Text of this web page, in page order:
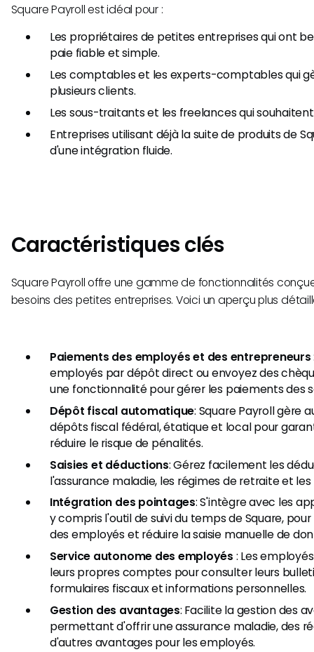
Square Payroll est idéal pour :
Les propriétaires de petites entreprises qui ont
paie fiable et simple.
Les comptables et les experts-comptables qui
plusieurs clients.
Les sous-traitants et les freelances qui
Entreprises utilisant déjà la suite de produits de
d'une intégration fluide.
Caractéristiques clés
Square Payroll offre une gamme de fonctionnalités
besoins des petites entreprises. Voici un aperçu plus
Paiements des employés et des entrepreneurs
employés par dépôt direct ou envoyez des
une fonctionnalité pour gérer les paiements des
Dépôt fiscal automatique: Square Payroll gère
dépôts fiscal fédéral, étatique et local pour
réduire le risque de pénalités.
Saisies et déductions: Gérez facilement les
l'assurance maladie, les régimes de retraite et les
Intégration des pointages: S'intègre avec les
y compris l'outil de suivi du temps de Square,
des employés et réduire la saisie manuelle de
Service autonome des employés : Les
leurs propres comptes pour consulter leurs
formulaires fiscaux et informations personnelles.
Gestion des avantages: Facilite la gestion des
permettant d'offrir une assurance maladie, des
d'autres avantages pour les employés.